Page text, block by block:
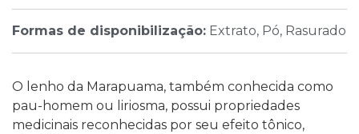
Formas de disponibilização: Extrato, Pó, Rasurado
O lenho da Marapuama, também conhecida como
pau-homem ou liriosma, possui propriedades
medicinais reconhecidas por seu efeito tônico,